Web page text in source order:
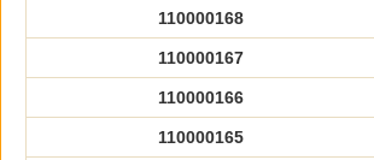
110000168
110000167
110000166
110000165